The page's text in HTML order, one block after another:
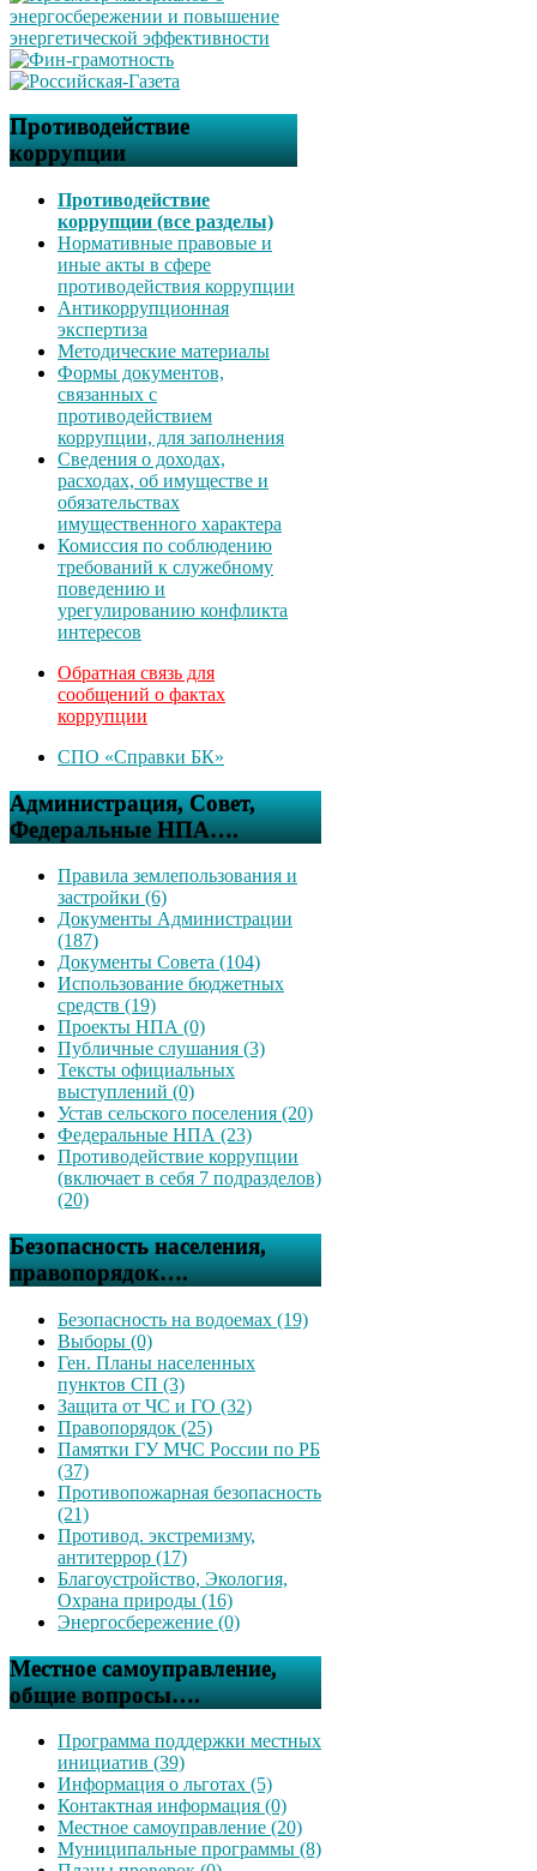
Противодействие
коррупции
Противодействие
коррупции (все разделы)
Нормативные правовые и
иные акты в сфере
противодействия коррупции
Антикоррупционная
экспертиза
Методические материалы
Формы документов,
связанных с
противодействием
коррупции, для заполнения
Сведения о доходах,
расходах, об имуществе и
обязательствах
имущественного характера
Комиссия по соблюдению
требований к служебному
поведению и
урегулированию конфликта
интересов
Обратная связь для
сообщений о фактах
коррупции
СПО «Справки БК»
Администрация, Совет,
Федеральные НПА….
Правила землепользования и
застройки (6)
Документы Администрации
(187)
Документы Совета (104)
Использование бюджетных
средств (19)
Проекты НПА (0)
Публичные слушания (3)
Тексты официальных
выступлений (0)
Устав сельского поселения (20)
Федеральные НПА (23)
Противодействие коррупции
(включает в себя 7 подразделов)
(20)
Безопасность населения,
правопорядок….
Безопасность на водоемах (19)
Выборы (0)
Ген. Планы населенных
пунктов СП (3)
Защита от ЧС и ГО (32)
Правопорядок (25)
Памятки ГУ МЧС России по РБ
(37)
Противопожарная безопасность
(21)
Противод. экстремизму,
антитеррор (17)
Благоустройство, Экология,
Охрана природы (16)
Энергосбережение (0)
Местное самоуправление,
общие вопросы….
Программа поддержки местных
инициатив (39)
Информация о льготах (5)
Контактная информация (0)
Местное самоуправление (20)
Муниципальные программы (8)